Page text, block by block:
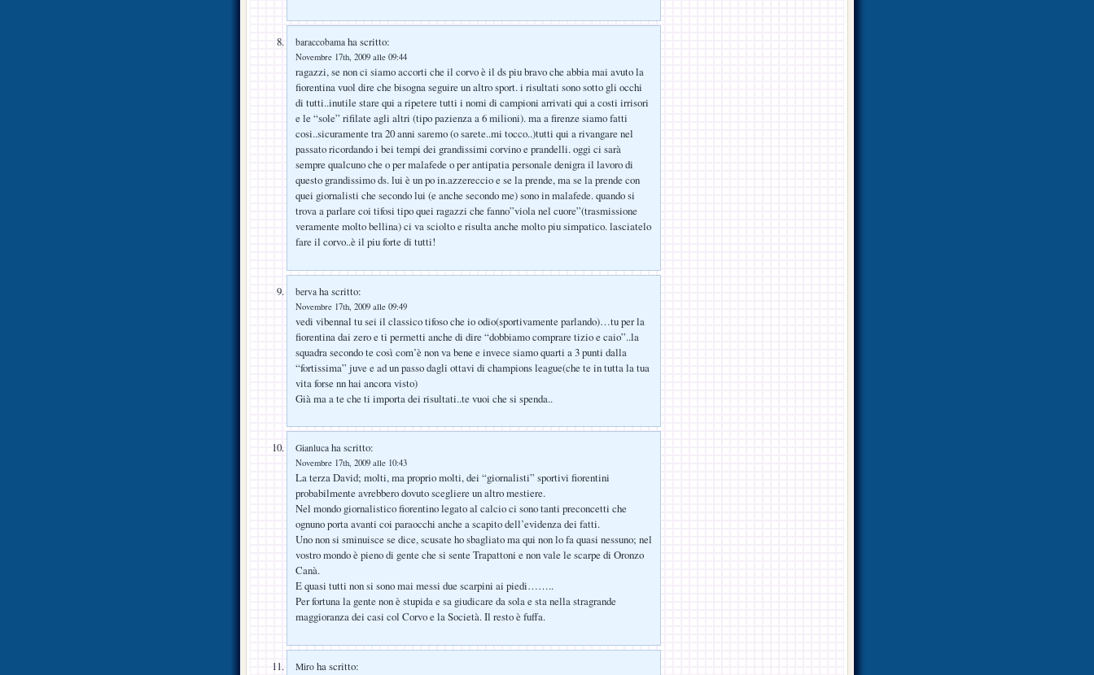
baraccobama ha scritto:
Novembre 17th, 2009 alle 09:44
ragazzi, se non ci siamo accorti che il corvo è il ds piu bravo che abbia mai avuto la
fiorentina vuol dire che bisogna seguire un altro sport. i risultati sono sotto gli occhi
di tutti..inutile stare qui a ripetere tutti i nomi di campioni arrivati qui a costi irrisori
e le “sole” rifilate agli altri (tipo pazienza a 6 milioni). ma a firenze siamo fatti
cosi..sicuramente tra 20 anni saremo (o sarete..mi tocco..)tutti qui a rivangare nel
passato ricordando i bei tempi dei grandissimi corvino e prandelli. oggi ci sarà
sempre qualcuno che o per malafede o per antipatia personale denigra il lavoro di
questo grandissimo ds. lui è un po in.azzereccio e se la prende, ma se la prende con
quei giornalisti che secondo lui (e anche secondo me) sono in malafede. quando si
trova a parlare coi tifosi tipo quei ragazzi che fanno”viola nel cuore”(trasmissione
veramente molto bellina) ci va sciolto e risulta anche molto piu simpatico. lasciatelo
fare il corvo..è il piu forte di tutti!
berva ha scritto:
Novembre 17th, 2009 alle 09:49
vedi vibennal tu sei il classico tifoso che io odio(sportivamente parlando)…tu per la
fiorentina dai zero e ti permetti anche di dire “dobbiamo comprare tizio e caio”..la
squadra secondo te così com’è non va bene e invece siamo quarti a 3 punti dalla
“fortissima” juve e ad un passo dagli ottavi di champions league(che te in tutta la tua
vita forse nn hai ancora visto)
Già ma a te che ti importa dei risultati..te vuoi che si spenda..
Gianluca ha scritto:
Novembre 17th, 2009 alle 10:43
La terza David; molti, ma proprio molti, dei “giornalisti” sportivi fiorentini
probabilmente avrebbero dovuto scegliere un altro mestiere.
Nel mondo giornalistico fiorentino legato al calcio ci sono tanti preconcetti che
ognuno porta avanti coi paraocchi anche a scapito dell’evidenza dei fatti.
Uno non si sminuisce se dice, scusate ho sbagliato ma qui non lo fa quasi nessuno; nel
vostro mondo è pieno di gente che si sente Trapattoni e non vale le scarpe di Oronzo
Canà.
E quasi tutti non si sono mai messi due scarpini ai piedi……..
Per fortuna la gente non è stupida e sa giudicare da sola e sta nella stragrande
maggioranza dei casi col Corvo e la Società. Il resto è fuffa.
Miro ha scritto: